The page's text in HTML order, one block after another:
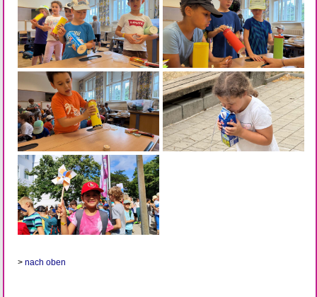
>nach oben